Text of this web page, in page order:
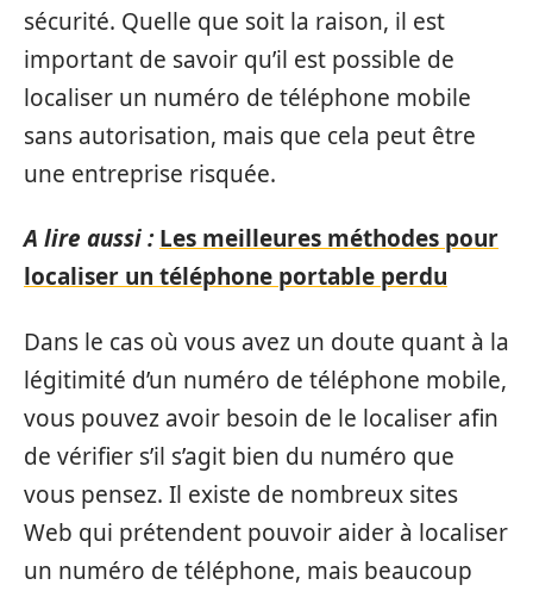
sécurité. Quelle que soit la raison, il est
important de savoir qu’il est possible de
localiser un numéro de téléphone mobile
sans autorisation, mais que cela peut être
une entreprise risquée.
A lire aussi : Les meilleures méthodes pour
localiser un téléphone portable perdu
Dans le cas où vous avez un doute quant à la
légitimité d’un numéro de téléphone mobile,
vous pouvez avoir besoin de le localiser afin
de vérifier s’il s’agit bien du numéro que
vous pensez. Il existe de nombreux sites
Web qui prétendent pouvoir aider à localiser
un numéro de téléphone, mais beaucoup